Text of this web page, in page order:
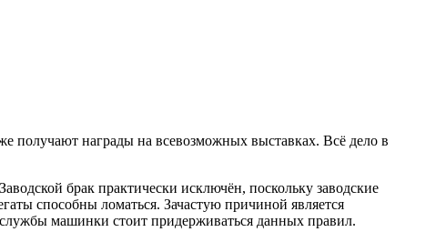
получают награды на всевозможных выставках. Всё дело в
брак практически исключён, поскольку заводские
способны ломаться. Зачастую причиной является
машинки стоит придерживаться данных правил.